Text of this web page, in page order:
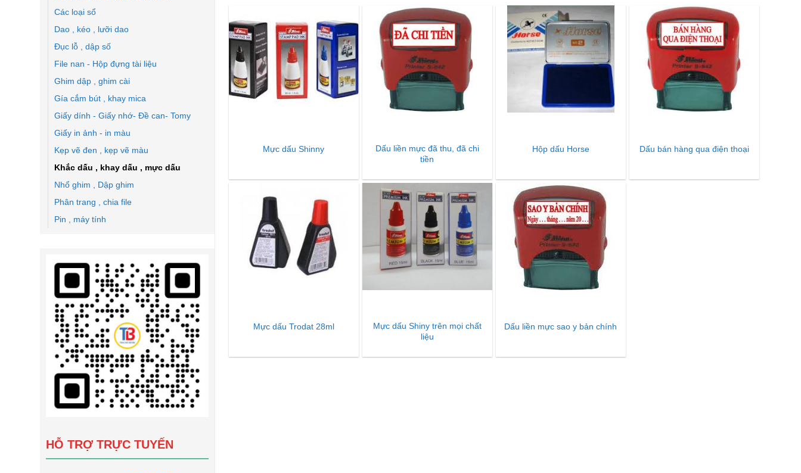
Các loại sổ
Dao , kéo , lưỡi dao
Đục lỗ , dập số
File nan - Hộp đựng tài liệu
Ghim dập , ghim cài
Gía cắm bút , khay mica
Giấy dính - Giấy nhớ- Đề can- Tomy
Giấy in ảnh - in màu
Kẹp vẽ đen , kẹp vẽ màu
Khắc dấu , khay dấu , mực dấu
Nhổ ghim , Dập ghim
Phân trang , chia file
Pin , máy tính
HỖ TRỢ TRỰC TUYẾN
Mực dấu Shinny
Dấu liền mực đã thu, đã chi
tiền
Hộp dấu Horse Dấu bán hàng qua điện thoại
Mực dấu Trodat 28ml
Mực dấu Shiny trên mọi chất
liệu
Dấu liền mực sao y bản chính